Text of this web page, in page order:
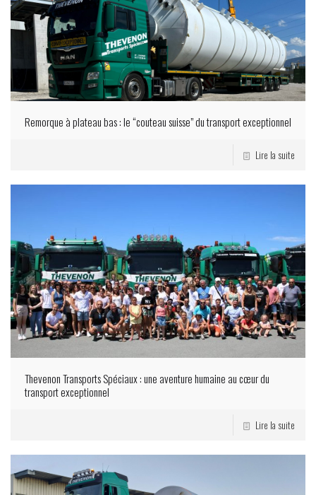
Remorque à plateau bas : le “couteau suisse” du transport exceptionnel
Lire la suite
Thevenon Transports Spéciaux : une aventure humaine au cœur du
transport exceptionnel
Lire la suite